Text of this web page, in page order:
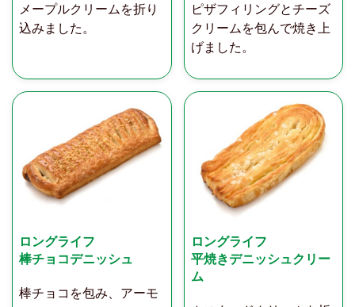
メープルクリームを折り
込みました。
ピザフィリングとチーズ
クリームを包んで焼き上
げました。
ロングライフ
棒チョコデニッシュ
棒チョコを包み、アーモ
ロングライフ
平焼きデニッシュクリー
ム